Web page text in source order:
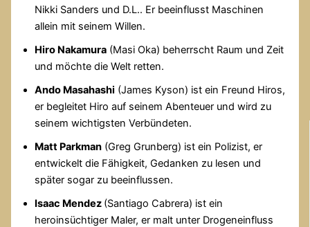
Nikki Sanders und D.L.. Er beeinflusst Maschinen
allein mit seinem Willen.
Hiro Nakamura (Masi Oka) beherrscht Raum und Zeit
und möchte die Welt retten.
Ando Masahashi (James Kyson) ist ein Freund Hiros,
er begleitet Hiro auf seinem Abenteuer und wird zu
seinem wichtigsten Verbündeten.
Matt Parkman (Greg Grunberg) ist ein Polizist, er
entwickelt die Fähigkeit, Gedanken zu lesen und
später sogar zu beeinflussen.
Isaac Mendez (Santiago Cabrera) ist ein
heroinsüchtiger Maler, er malt unter Drogeneinfluss